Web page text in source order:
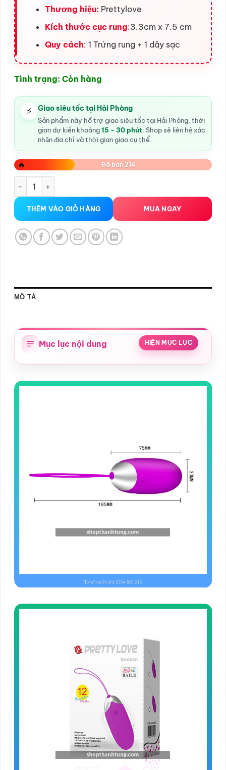
Thương hiệu: Prettylove
Kích thước cục rung:3.3cm x 7.5 cm
Quy cách: 1 Trứng rung + 1 dây sạc
Tình trạng: Còn hàng
⚡ Giao siêu tốc tại Hải Phòng
Sản phẩm này hỗ trợ giao siêu tốc tại Hải Phòng, thời
gian dự kiến khoảng15 - 30 phút . Shop sẽ liên hệ xác
nhận địa chỉ và thời gian giao cụ thể.
🔥 Đã bán 214
Trứng Rung Tình Yêu Pretty Love Benson Hải Phòng số lượng
THÊM VÀO GIỎ HÀNG MUA NGAY
MÔ TẢ
Mục lục nội dung HIỆN MỤC LỤC